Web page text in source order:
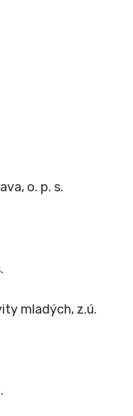
o. p. s.
mladých, z.ú.